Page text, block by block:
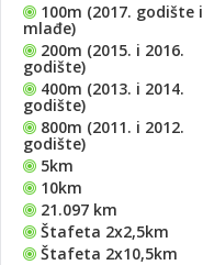
100m (2017. godište i
mlađe)
200m (2015. i 2016.
godište)
400m (2013. i 2014.
godište)
800m (2011. i 2012.
godište)
5km
10km
21.097 km
Štafeta 2x2,5km
Štafeta 2x10,5km